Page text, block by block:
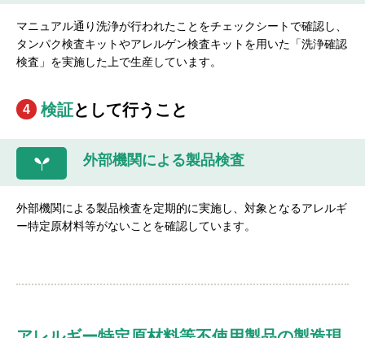
マニュアル通り洗浄が行われたことをチェックシートで確認し、
タンパク検査キットやアレルゲン検査キットを用いた「洗浄確認
検査」を実施した上で生産しています。
4 検証として行うこと
外部機関による製品検査
外部機関による製品検査を定期的に実施し、対象となるアレルギ
ー特定原材料等がないことを確認しています。